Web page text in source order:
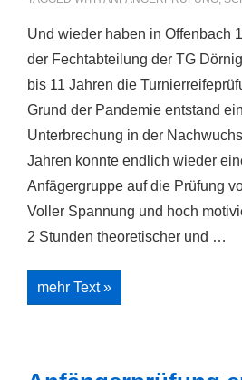
Und wieder haben in Offenbach
der Fechtabteilung der TG
bis 11 Jahren die
Grund der Pandemie entstand
Unterbrechung in der
Jahren konnte endlich wieder
Anfägergruppe auf die Prüfung
Voller Spannung und hoch
2 Stunden theoretischer und …
Anfängerprüfung
2021
mehr Text »